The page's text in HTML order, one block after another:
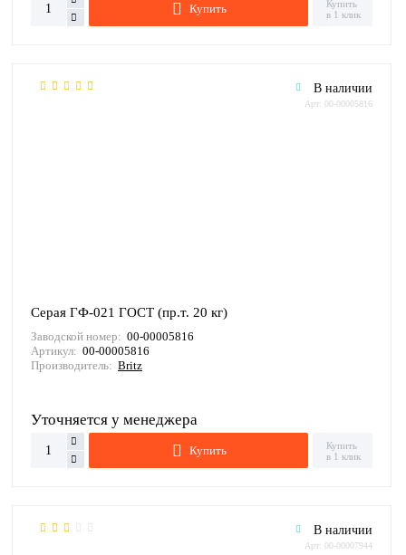
Купить
Купить
в 1 клик
В наличии
Арт: 00-00005816
Серая ГФ-021 ГОСТ (пр.т. 20 кг)
Заводской номер: 00-00005816
Артикул: 00-00005816
Производитель: Britz
Уточняется у менеджера
Купить
Купить
в 1 клик
В наличии
Арт: 00-00007944